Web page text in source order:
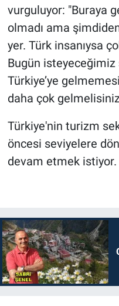
vurguluyor: "Buraya
olmadı ama
yer. Türk insanıysa
Bugün isteyeceğimiz
Türkiye’ye
daha çok
Türkiye'nin turizm
öncesi seviyelere
devam etmek istiyor.